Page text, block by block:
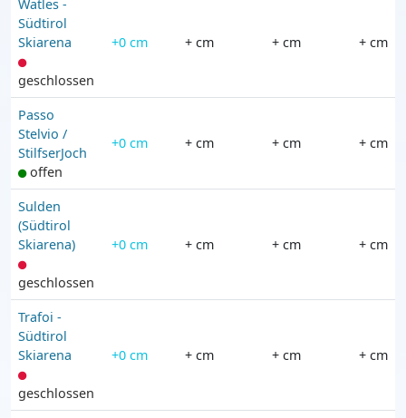
Watles -
Südtirol
Skiarena
geschlossen
+0 cm + cm + cm + cm
Passo
Stelvio /
StilfserJoch
offen
+0 cm + cm + cm + cm
Sulden
(Südtirol
Skiarena)
geschlossen
+0 cm + cm + cm + cm
Trafoi -
Südtirol
Skiarena
geschlossen
+0 cm + cm + cm + cm